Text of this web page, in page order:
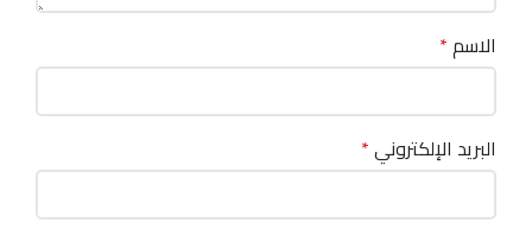
الاسم*
البريد الإلكتروني*